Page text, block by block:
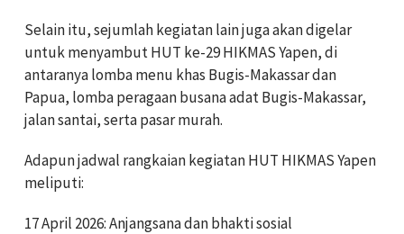
Selain itu, sejumlah kegiatan lain juga akan digelar
untuk menyambut HUT ke-29 HIKMAS Yapen, di
antaranya lomba menu khas Bugis-Makassar dan
Papua, lomba peragaan busana adat Bugis-Makassar,
jalan santai, serta pasar murah.
Adapun jadwal rangkaian kegiatan HUT HIKMAS Yapen
meliputi:
17 April 2026: Anjangsana dan bhakti sosial